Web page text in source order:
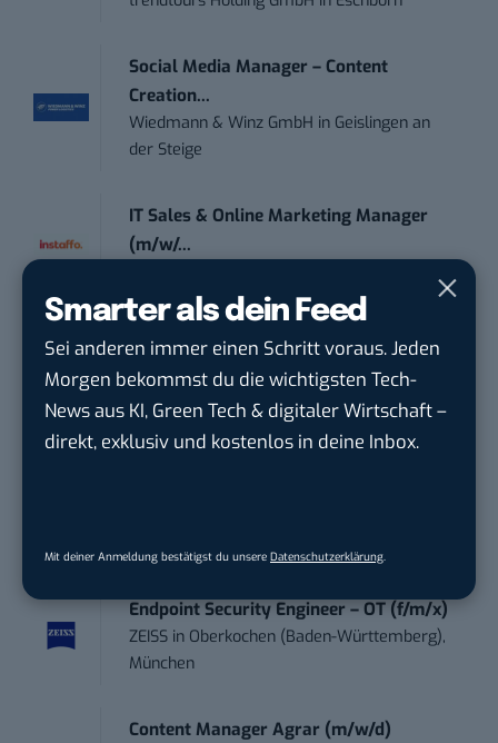
Smarter als dein Feed
Sei anderen immer einen Schritt voraus. Jeden
Morgen bekommst du die wichtigsten Tech-
News aus KI, Green Tech & digitaler Wirtschaft –
direkt, exklusiv und kostenlos in deine Inbox.
Mit deiner Anmeldung bestätigst du unsere Datenschutzerklärung
Social Media Manager – Content
Creation...
Wiedmann & Winz GmbH in Geislingen an
der Steige
IT Sales & Online Marketing Manager
(m/w/...
Marketing Manager – Content
Marketing /...
Albstadt
Endpoint Security Engineer – OT (f/m/x)
ZEISS in Oberkochen (Baden-Württemberg),
München
Content Manager Agrar (m/w/d)